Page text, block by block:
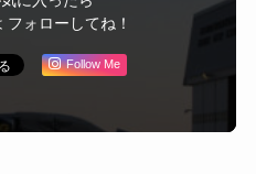
ォローしてね！
Follow Me